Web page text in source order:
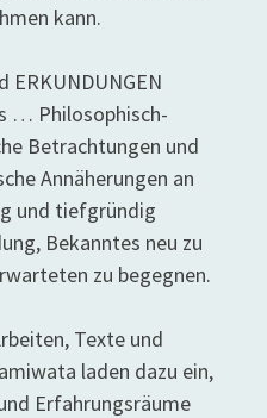
kann.
ERKUNDUNGEN
… Philosophisch-
Betrachtungen und
Annäherungen an
und tiefgründig
Bekanntes neu zu
zu begegnen.
Texte und
laden dazu ein,
Erfahrungsräume